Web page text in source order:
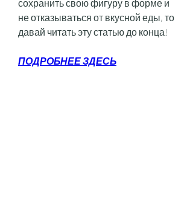
сохранить свою фигуру в форме и
не отказываться от вкусной еды, то
давай читать эту статью до конца!
ПОДРОБНЕЕ ЗДЕСЬ